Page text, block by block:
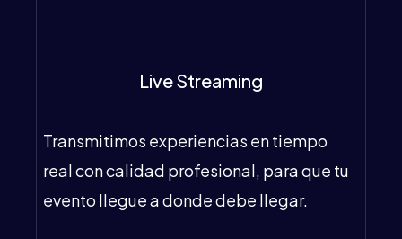
Live Streaming
Transmitimos experiencias en tiempo
real con calidad profesional, para que tu
evento llegue a donde debe llegar.